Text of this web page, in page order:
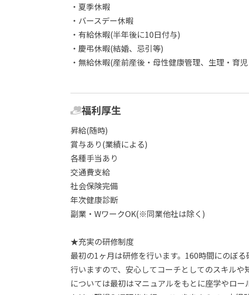
・夏季休暇
・バースデー休暇
・有給休暇(半年後に10日付与)
・慶弔休暇(結婚、忌引等)
・無給休暇(産前産後・母性健康管理、生理・育
福利厚生
昇給(随時)
賞与あり(業績による)
各種手当あり
交通費支給
社会保険完備
年次健康診断
副業・WワークOK(※同業他社は除く)
★充実の研修制度
最初の1ヶ月は研修を行います。160時間にのぼ
行いますので、安心してコーチとしてのスキル
については最初はマニュアルをもとに座学やロ